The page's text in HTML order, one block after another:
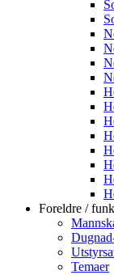
Foreldre /
Temaer